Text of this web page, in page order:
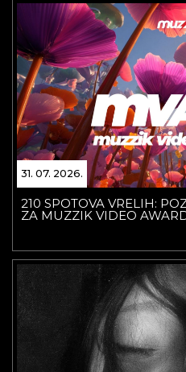
31. 07. 2026.
210 SPOTOVA VRELIH:
ZA MUZZIK VIDEO